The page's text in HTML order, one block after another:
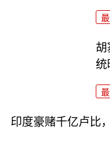
胡
统
印度豪赌千亿卢比